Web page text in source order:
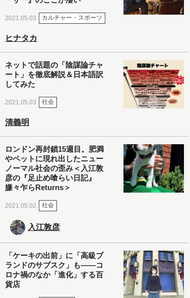
2021.05.03 カルチャー・スポーツ
ヒナタカ
ネットで話題の「陰謀論チャ
ート」を徹底解説＆日本語訳
してみた
2021.05.03 社会
清義明
ロンドン再封鎖15週目。肥満
やペットに現れ出したニュー
ノーマル社会の歪み＜入江敦
彦の『足止め喰らい日記』
嫌々乍らReturns＞
2021.05.02 社会
入江敦彦
「ケーキの出前」に「高級ブ
ランドのサブスク」も――コ
ロナ禍のなか「進化」する百
貨店